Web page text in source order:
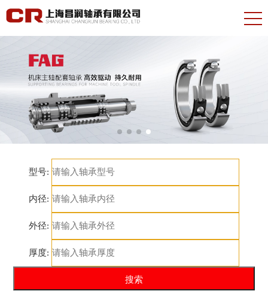
型号:
内径:
外径:
厚度: